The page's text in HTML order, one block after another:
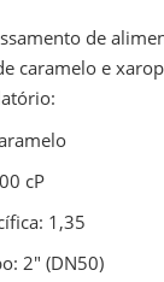
de
caramelo e
cP
1,35
2" (DN50)